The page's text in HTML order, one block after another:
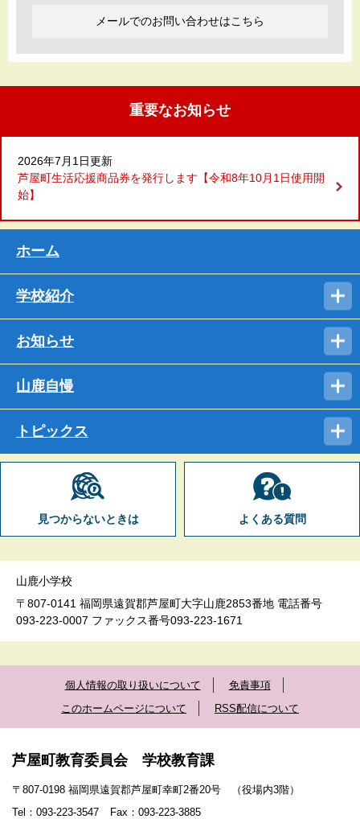
メールでのお問い合わせはこちら
重要なお知らせ
2026年7月1日更新
芦屋町生活応援商品券を発行します【令和8年10月1日使用開
始】
ホーム
学校紹介
お知らせ
山鹿自慢
トピックス
見つからないときは よくある質問
山鹿小学校
〒807-0141 福岡県遠賀郡芦屋町大字山鹿2853番地 電話番号
093-223-0007 ファックス番号093-223-1671
個人情報の取り扱いについて
免責事項
このホームページについて
RSS配信について
芦屋町教育委員会 学校教育課
〒807-0198 福岡県遠賀郡芦屋町幸町2番20号 （役場内3階）
Tel：093-223-3547
Fax：093-223-3885